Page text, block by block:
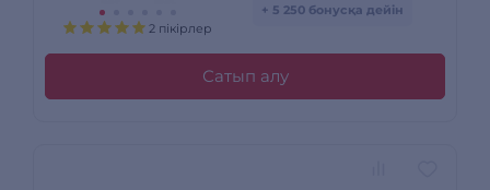
2 пікірлер
+ 5 250 бонусқа дейін
Сатып алу